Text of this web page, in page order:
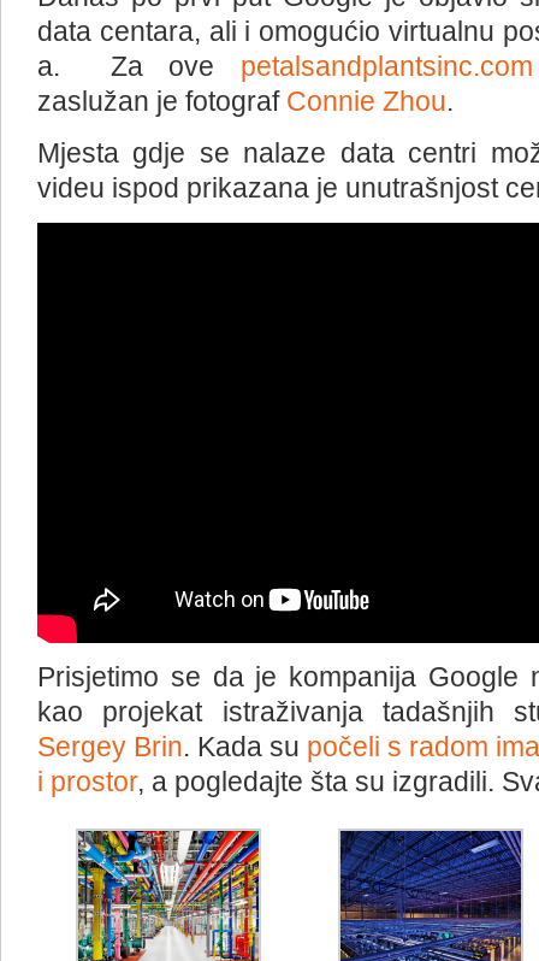
data centara, ali i omogućio virtualnu
a. Za ove petalsandplantsinc.com
zaslužan je fotograf Connie Zhou.
Mjesta gdje se nalaze data centri
videu ispod prikazana je unutrašnjost
Prisjetimo se da je kompanija Google
kao projekat istraživanja tadašnjih
Sergey Brin. Kada su počeli s radom
i prostor, a pogledajte šta su izgradili.